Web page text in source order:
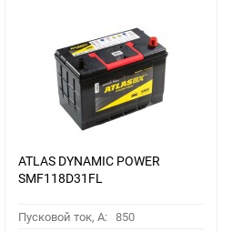
ATLAS DYNAMIC POWER
SMF118D31FL
Пусковой ток, A: 850